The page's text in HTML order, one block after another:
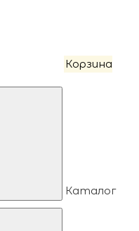
Корзина
Каталог